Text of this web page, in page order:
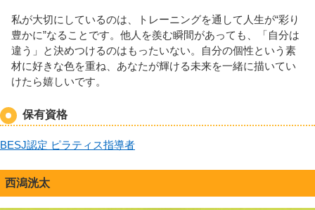
私が大切にしているのは、トレーニングを通して人生が“彩り
豊かに”なることです。他人を羨む瞬間があっても、「自分は
違う」と決めつけるのはもったいない。自分の個性という素
材に好きな色を重ね、あなたが輝ける未来を一緒に描いてい
けたら嬉しいです。
保有資格
BESJ認定 ピラティス指導者
西潟洸太